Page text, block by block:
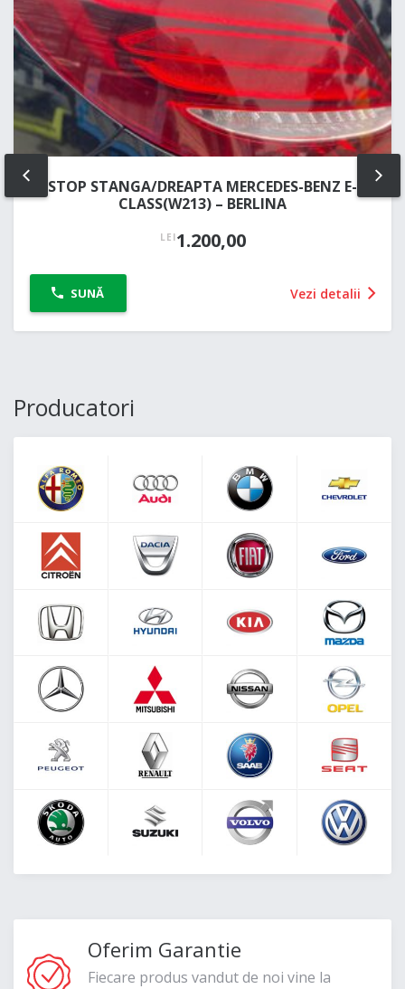
STOP STANGA/DREAPTA MERCEDES-BENZ E-
CLASS(W213) – BERLINA
LEI1.200,00
SUNĂ Vezi detalii
PREV
Producatori
Oferim Garantie
Fiecare produs vandut de noi vine la